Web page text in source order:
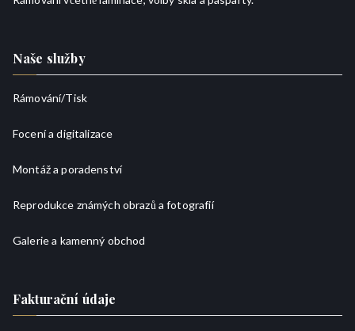
Naše služby
Rámování/Tisk
Focení a digitalizace
Montáž a poradenství
Reprodukce známých obrazů a fotografií
Galerie a kamenný obchod
Fakturační údaje